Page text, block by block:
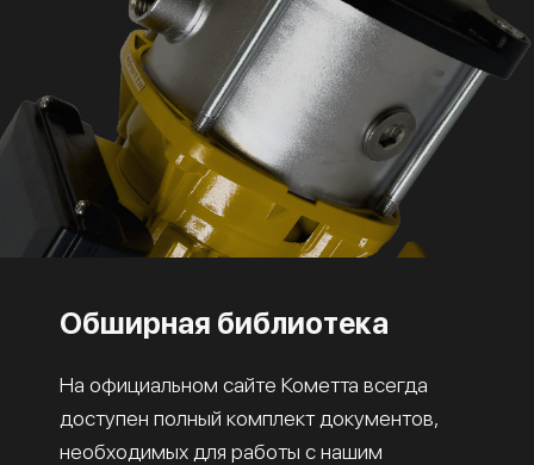
Обширная библиотека
На официальном сайте Кометта всегда
доступен полный комплект документов,
необходимых для работы с нашим